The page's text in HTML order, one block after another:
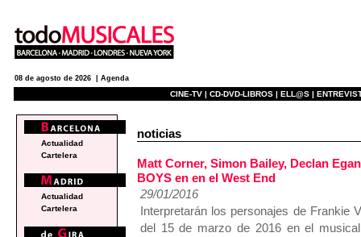
08 de agosto de 2026 | Agenda
CINE-TV | CD-DVD-LIBROS | ELL@S |
noticias
Matt Corner, Simon Bailey, Declan
BOYS en en el West End
29/01/2016
Interpretarán los personajes de Frankie
del 15 de marzo de 2016 en el
Actualidad
Cartelera
Actualidad
Cartelera